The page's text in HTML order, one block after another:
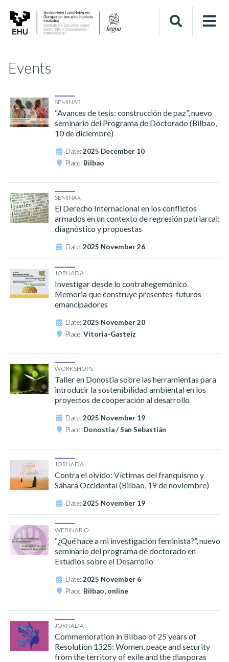
Events
SEMINAR
“Avances de tesis: construcción de paz”, nuevo
seminario del Programa de Doctorado (Bilbao,
10 de diciembre)
Date:2025 December 10
Place: Bilbao
SEMINAR
El Derecho Internacional en los conflictos
armados en un contexto de regresión patriarcal:
diagnóstico y propuestas
Date:2025 November 26
JORNADA
Investigar desde lo contrahegemónico.
Memoria que construye presentes-futuros
emancipadores
Date:2025 November 20
Place:Vitoria-Gasteiz
WORKSHOPS
Taller en Donostia sobre las herramientas para
introducir la sostenibilidad ambiental en los
proyectos de cooperación al desarrollo
Date:2025 November 19
Place: Donostia / San Sebastián
JORNADA
Contra el olvido: Víctimas del franquismo y
Sáhara Occidental (Bilbao, 19 de noviembre)
Date:2025 November 19
WEBINARIO
“¿Qué hace a mi investigación feminista?”, nuevo
seminario del programa de doctorado en
Estudios sobre el Desarrollo
Date:2025 November 6
Place: Bilbao, online
JORNADA
Commemoration in Bilbao of 25 years of
Resolution 1325: Women, peace and security
from the territory of exile and the diasporas